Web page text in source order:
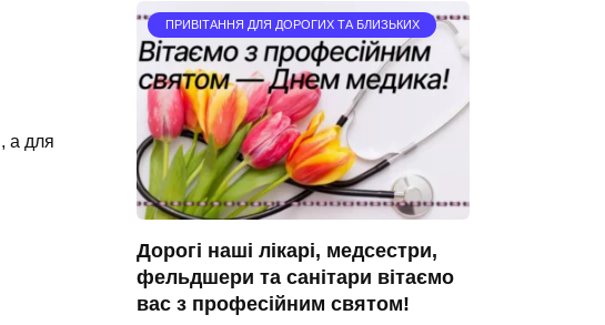
а для
ПРИВІТАННЯ ДЛЯ ДОРОГИХ ТА БЛИЗЬКИХ
Дорогі наші лікарі, медсестри,
фельдшери та санітари вітаємо
вас з професійним святом!